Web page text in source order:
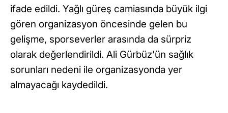
ifade edildi. Yağlı güreş camiasında büyük ilgi
gören organizasyon öncesinde gelen bu
gelişme, sporseverler arasında da sürpriz
olarak değerlendirildi. Ali Gürbüz'ün sağlık
sorunları nedeni ile organizasyonda yer
almayacağı kaydedildi.